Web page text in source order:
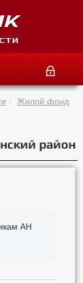
Жилой фонд
район
АН